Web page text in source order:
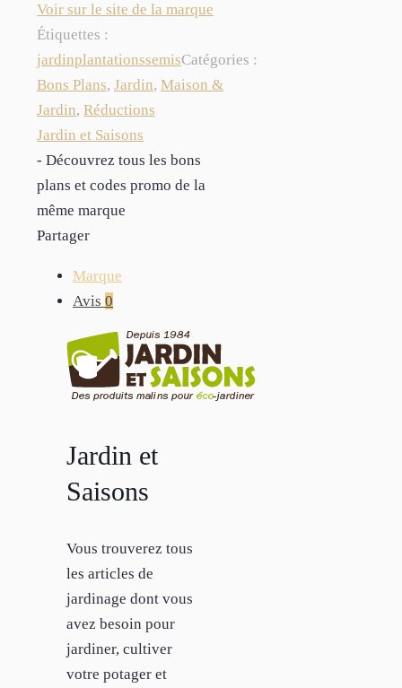
Voir sur le site de la marque
Étiquettes :
jardinplantationssemisCatégories :
Bons Plans, Jardin, Maison &
Jardin, Réductions
Jardin et Saisons
- Découvrez tous les bons
plans et codes promo de la
même marque
Partager
Marque
Avis 0
Jardin et
Saisons
Vous trouverez tous
les articles de
jardinage dont vous
avez besoin pour
jardiner, cultiver
votre potager et